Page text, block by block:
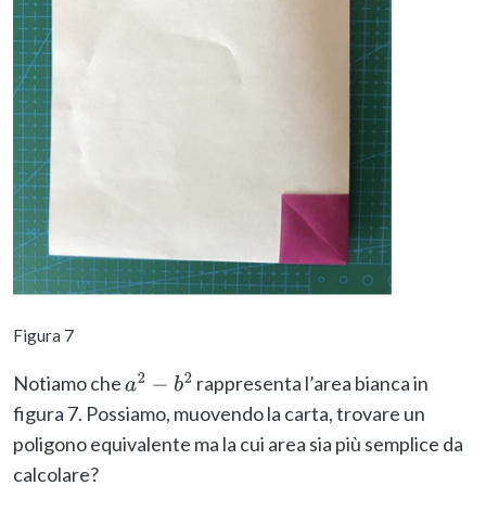
Figura 7
Notiamo chea2 −b 2
rappresenta l’area bianca in
figura 7. Possiamo, muovendo la carta, trovare un
poligono equivalente ma la cui area sia più semplice da
calcolare?